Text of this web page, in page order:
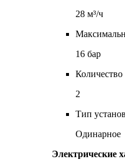
28 м³/ч
16 бар
Количество
2
Тип
Одинарное
Электрические